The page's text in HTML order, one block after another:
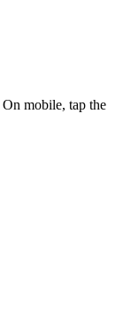
mobile, tap the